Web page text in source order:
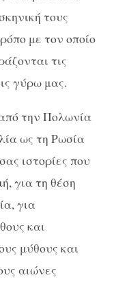
τους
με τον οποίο
τις
γύρω μας.
την Πολωνία
ως τη Ρωσία
ιστορίες που
για τη θέση
για
και
μύθους και
αιώνες